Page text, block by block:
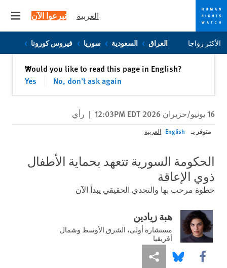
Skip
to
Skip
to
العربية تبرعوا الآن
الأكثر رواجا العراق السعودية سوريا فيروس كورونا
Would you like to read this page in English?
Yes
No, don't ask again
✕إغلاق
16 يونيو/حزيران 2026 12:03PM EDT | رأي
متوفر بـ English العربية
الحكومة السورية تتعهد بحماية الأطفال
ذوي الإعاقة
خطوة مرحب بها والتحدي الحقيقي يبدأ الآن
هبة زيادين
مستشارة أولى، الشرق الأوسط وشمال
أفريقيا
Share this via Facebook
Share this via Bluesky
Share this via مشاركة